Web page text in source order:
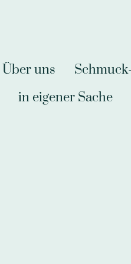
Über uns
in eigener Sache